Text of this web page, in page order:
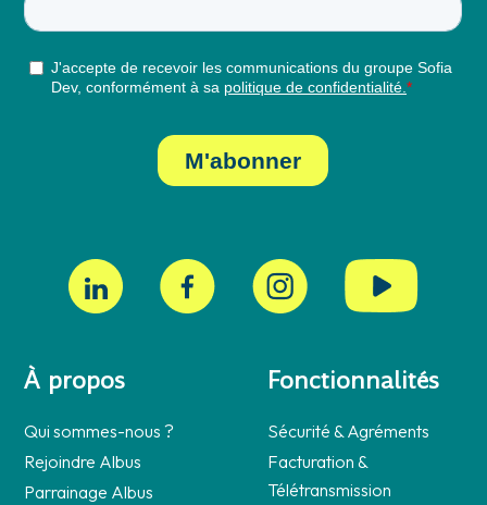
À propos
Qui sommes-nous ?
Rejoindre Albus
Parrainage Albus
Fonctionnalités
Sécurité & Agréments
Facturation &
Télétransmission